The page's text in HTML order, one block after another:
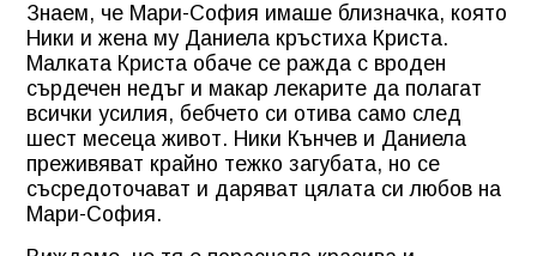
Знаем, че Мари-София имаше близначка, която
Ники и жена му Даниела кръстиха Криста.
Малката Криста обаче се ражда с вроден
сърдечен недъг и макар лекарите да полагат
всички усилия, бебчето си отива само след
шест месеца живот. Ники Кънчев и Даниела
преживяват крайно тежко загубата, но се
съсредоточават и даряват цялата си любов на
Мари-София.